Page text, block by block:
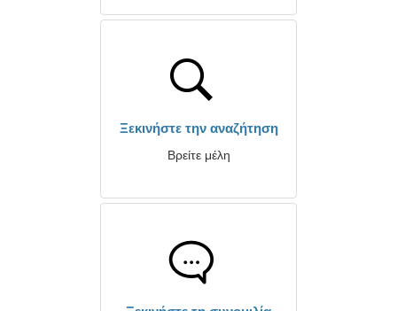
Ξεκινήστε την αναζήτηση
Βρείτε μέλη